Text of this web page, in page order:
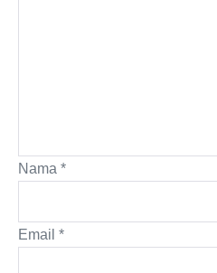
Nama *
Email *